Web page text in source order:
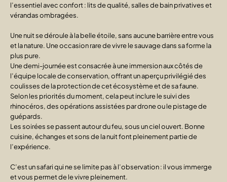
l’essentiel avec confort : lits de qualité, salles de bain privatives et
vérandas ombragées.
Une nuit se déroule à la belle étoile, sans aucune barrière entre vous
et la nature. Une occasion rare de vivre le sauvage dans sa forme la
plus pure.
Une demi-journée est consacrée à une immersion aux côtés de
l’équipe locale de conservation, offrant un aperçu privilégié des
coulisses de la protection de cet écosystème et de sa faune.
Selon les priorités du moment, cela peut inclure le suivi des
rhinocéros, des opérations assistées par drone ou le pistage de
guépards.
Les soirées se passent autour du feu, sous un ciel ouvert. Bonne
cuisine, échanges et sons de la nuit font pleinement partie de
l’expérience.
C’est un safari qui ne se limite pas à l’observation : il vous immerge
et vous permet de le vivre pleinement.